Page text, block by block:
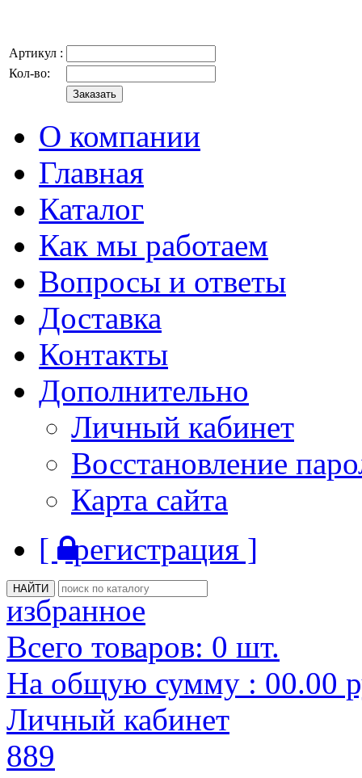
Артикул :
Кол-во:
О компании
Главная
Каталог
Как мы работаем
Вопросы и ответы
Доставка
Контакты
Дополнительно
Личный кабинет
Восстановление
Карта сайта
[ регистрация ]
избранное
Всего товаров: 0 шт.
На общую сумму : 00.00
Личный кабинет
889